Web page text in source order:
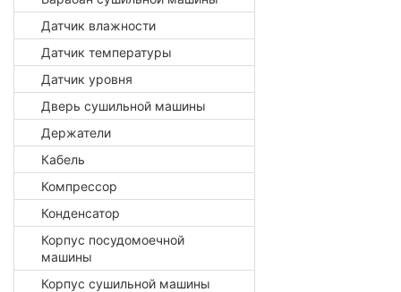
Датчик влажности
Датчик температуры
Датчик уровня
Дверь сушильной машины
Держатели
Кабель
Компрессор
Конденсатор
Корпус посудомоечной
машины
Корпус сушильной машины